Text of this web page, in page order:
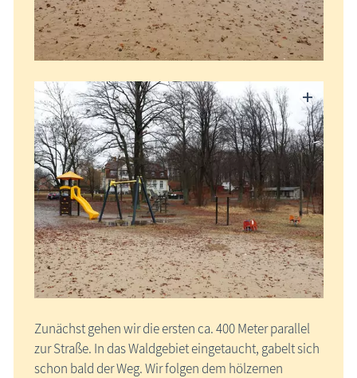
Zunächst gehen wir die ersten ca. 400 Meter parallel
zur Straße. In das Waldgebiet eingetaucht, gabelt sich
schon bald der Weg. Wir folgen dem hölzernen